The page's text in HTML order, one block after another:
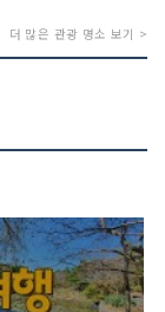
더 많은 관광 명소 보기 >